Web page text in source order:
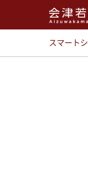
スマート